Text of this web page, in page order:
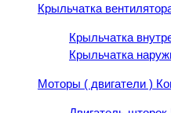
Крыльчатка
Крыльчатка
Крыльчатка
Моторы ( двигатели )